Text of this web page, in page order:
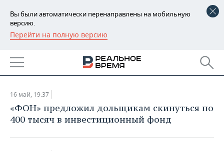
Вы были автоматически перенаправлены на мобильную
версию.
Перейти на полную версию
РЕГИОНЫ
БАШКОРТОСТАН
УДМУРТИЯ
НОВОСТИ
НОВОСТИ АНАЛИТИКИ
ДЕКЛАРАЦИИ О ДОХОДАХ
ЭКОНОМИКА
16.05.2016
16 май, 19:37
«ФОН» предложил дольщикам скинуться по
400 тысяч в инвестиционный фонд